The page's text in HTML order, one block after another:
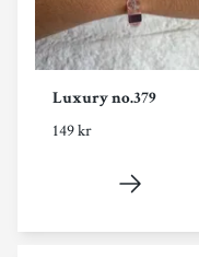
Luxury no.379
149 kr